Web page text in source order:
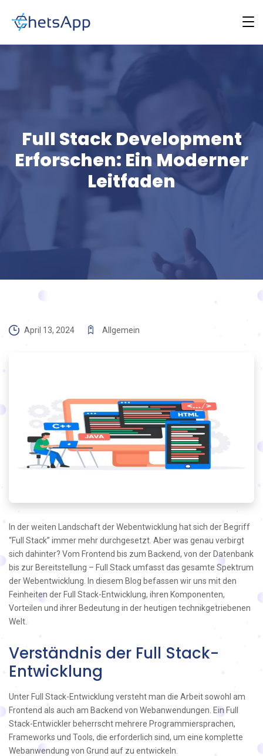
Full Stack Development
Erforschen: Ein Moderner
Leitfaden
April 13, 2024 Allgemein
In der weiten Landschaft der Webentwicklung hat sich der Begriff
“Full Stack” immer mehr durchgesetzt. Aber was genau verbirgt
sich dahinter? Vom Frontend bis zum Backend, von der Datenbank
bis zur Bereitstellung – Full Stack umfasst das gesamte Spektrum
der Webentwicklung. In diesem Blog befassen wir uns mit den
Feinheiten der Full Stack-Entwicklung, ihren Komponenten,
Vorteilen und ihrer Bedeutung in der heutigen technikgetriebenen
Welt.
Verständnis der Full Stack-
Entwicklung
Unter Full Stack-Entwicklung versteht man die Arbeit sowohl am
Frontend als auch am Backend von Webanwendungen. Ein Full
Stack-Entwickler beherrscht mehrere Programmiersprachen,
Frameworks und Tools, die erforderlich sind, um eine komplette
Webanwendung von Grund auf zu entwickeln.